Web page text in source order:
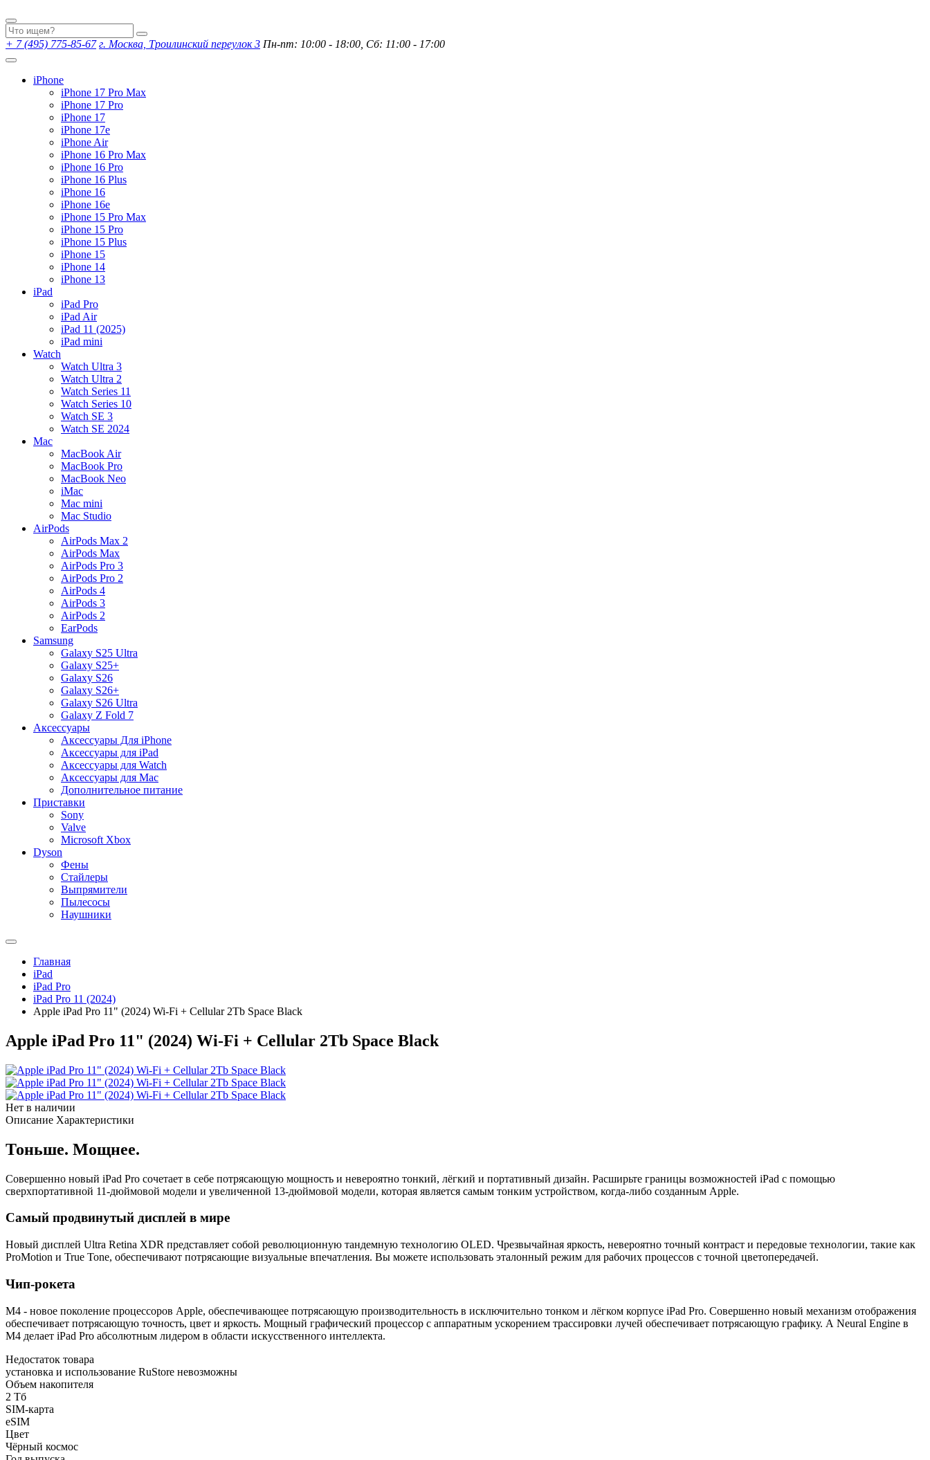
+ 7 (495) 775-85-67 г. Москва, Троилинский переулок 3 Пн-пт: 10:00 - 18:00, Сб: 11:00 - 17:00
iPhone
iPhone 17 Pro Max
iPhone 17 Pro
iPhone 17
iPhone 17e
iPhone Air
iPhone 16 Pro Max
iPhone 16 Pro
iPhone 16 Plus
iPhone 16
iPhone 16e
iPhone 15 Pro Max
iPhone 15 Pro
iPhone 15 Plus
iPhone 15
iPhone 14
iPhone 13
iPad
iPad Pro
iPad Air
iPad 11 (2025)
iPad mini
Watch
Watch Ultra 3
Watch Ultra 2
Watch Series 11
Watch Series 10
Watch SE 3
Watch SE 2024
Mac
MacBook Air
MacBook Pro
MacBook Neo
iMac
Mac mini
Mac Studio
AirPods
AirPods Max 2
AirPods Max
AirPods Pro 3
AirPods Pro 2
AirPods 4
AirPods 3
AirPods 2
EarPods
Samsung
Galaxy S25 Ultra
Galaxy S25+
Galaxy S26
Galaxy S26+
Galaxy S26 Ultra
Galaxy Z Fold 7
Аксессуары
Аксессуары Для iPhone
Аксессуары для iPad
Аксессуары для Watch
Аксессуары для Mac
Дополнительное питание
Приставки
Sony
Valve
Microsoft Xbox
Dyson
Фены
Стайлеры
Выпрямители
Пылесосы
Наушники
Главная
iPad
iPad Pro
iPad Pro 11 (2024)
Apple iPad Pro 11" (2024) Wi-Fi + Cellular 2Tb Space Black
Apple iPad Pro 11" (2024) Wi-Fi + Cellular 2Tb Space Black
Нет в наличии
Описание Характеристики
Тоньше. Мощнее.
Совершенно новый iPad Pro сочетает в себе потрясающую мощность и невероятно тонкий, лёгкий и портативный дизайн. Расширьте границы возможностей iPad с помощью
сверхпортативной 11-дюймовой модели и увеличенной 13-дюймовой модели, которая является самым тонким устройством, когда-либо созданным Apple.
Самый продвинутый дисплей в мире
Новый дисплей Ultra Retina XDR представляет собой революционную тандемную технологию OLED. Чрезвычайная яркость, невероятно точный контраст и передовые технологии, такие как
ProMotion и True Tone, обеспечивают потрясающие визуальные впечатления. Вы можете использовать эталонный режим для рабочих процессов с точной цветопередачей.
Чип-рокета
M4 - новое поколение процессоров Apple, обеспечивающее потрясающую производительность в исключительно тонком и лёгком корпусе iPad Pro. Совершенно новый механизм отображения
обеспечивает потрясающую точность, цвет и яркость. Мощный графический процессор с аппаратным ускорением трассировки лучей обеспечивает потрясающую графику. А Neural Engine в
M4 делает iPad Pro абсолютным лидером в области искусственного интеллекта.
Недостаток товара
установка и использование RuStore невозможны
Объем накопителя
2 Тб
SIM-карта
eSIM
Цвет
Чёрный космос